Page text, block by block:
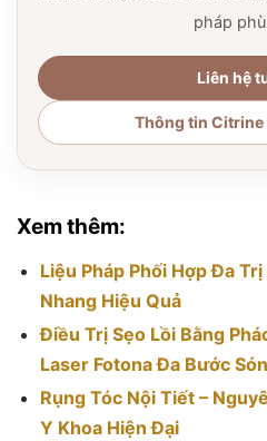
pháp
Liên hệ
Thông tin Citrine
Xem thêm:
Liệu Pháp Phối Hợp Đa
Nhang Hiệu Quả
Điều Trị Sẹo Lồi Bằng
Laser Fotona Đa Bước
Rụng Tóc Nội Tiết –
Y Khoa Hiện Đại